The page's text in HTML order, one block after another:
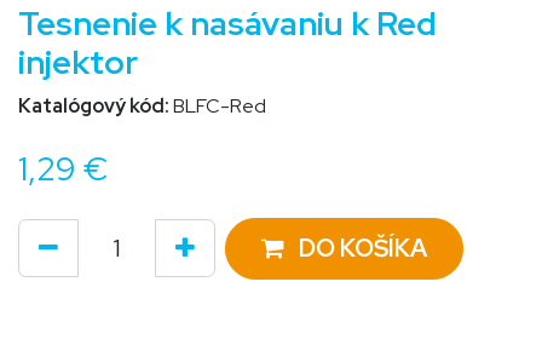
Tesnenie k nasávaniu k Red
injektor
Katalógový kód:BLFC-Red
1,29 €
DO KOŠÍKA